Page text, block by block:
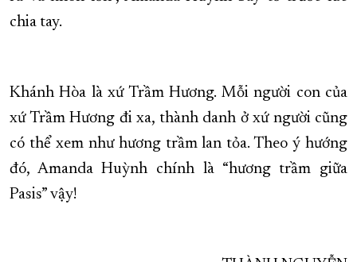
chia tay.
Khánh Hòa là xứ Trầm Hương. Mỗi người con của
xứ Trầm Hương đi xa, thành danh ở xứ người cũng
có thể xem như hương trầm lan tỏa. Theo ý hướng
đó, Amanda Huỳnh chính là “hương trầm giữa
Pasis” vậy!